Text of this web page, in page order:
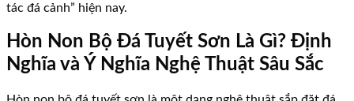
tác đá cảnh” hiện nay.
Hòn Non Bộ Đá Tuyết Sơn Là Gì? Định
Nghĩa và Ý Nghĩa Nghệ Thuật Sâu Sắc